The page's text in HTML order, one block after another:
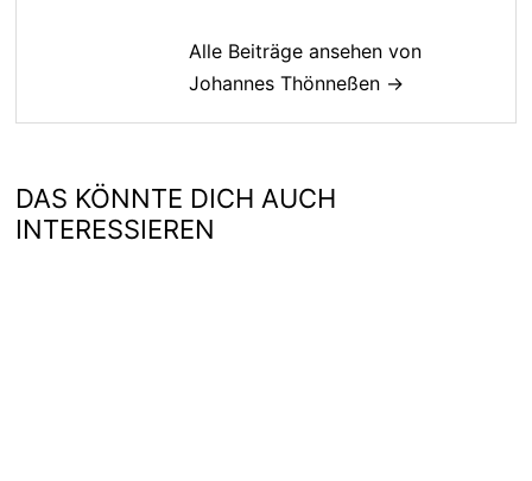
Alle Beiträge ansehen von
Johannes Thönneßen →
DAS KÖNNTE DICH AUCH
INTERESSIEREN